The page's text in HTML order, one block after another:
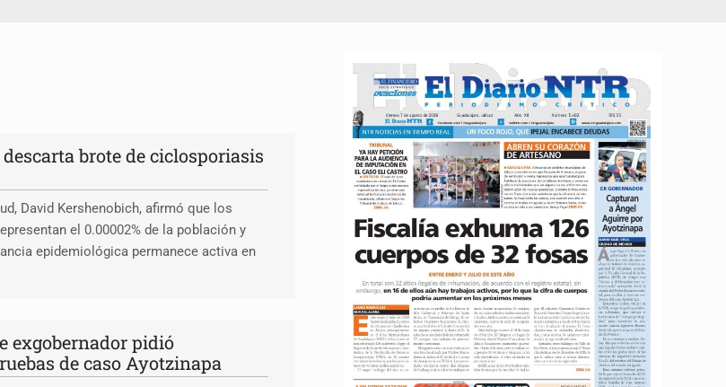
brote de ciclosporiasis
David Kershenobich, afirmó que los
el 0.00002% de la población y
epidemiológica permanece activa en
exgobernador pidió
de caso Ayotzinapa